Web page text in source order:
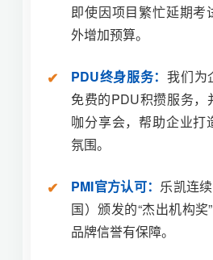
即使因项目繁忙延期考
外增加预算。
PDU终身服务：我们为
免费的PDU积攒服务，
咖分享会，帮助企业打
氛围。
PMI官方认可： 乐凯连
国）颁发的“杰出机构奖”
品牌信誉有保障。